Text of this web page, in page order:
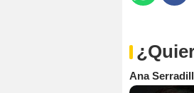
Ana